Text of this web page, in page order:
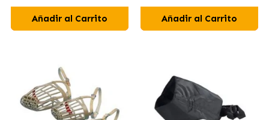
Añadir al Carrito Añadir al Carrito